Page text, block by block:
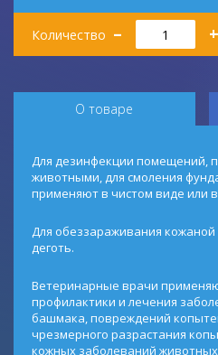
Количество
Количество
– +
О товаре
Для дезинфекции помещений,
животными, для смоления
применяют в чистом виде или в
Для обеззараживания
деготь.
Ветеринарные врачи
профилактики и лечения
башмака, повреждений
чрезмерного разрастания
кожных заболеваний